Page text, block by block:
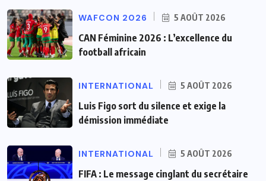
WAFCON 2026 5 AOÛT 2026
CAN Féminine 2026 : L’excellence du
football africain
INTERNATIONAL 5 AOÛT 2026
Luis Figo sort du silence et exige la
démission immédiate
INTERNATIONAL 5 AOÛT 2026
FIFA : Le message cinglant du secrétaire